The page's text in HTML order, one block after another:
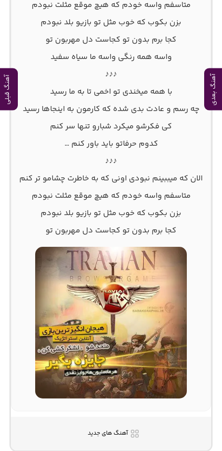
آهنگ بعدی آهنگ قبلی
متاسفم واسه خودم که هیچ موقع مثلت نبودم
بزن بکوب که خوب مثل تو بازیو بلد نبودم
کجا برم بدون تو کجاست دل مهربون تو
واسه همه رنگی واسه ما سیاه سفید
♪♪♪
با همه میخندی تو اخمی تا به ما رسید
چه رسم و عادت بدی شده که کارمون به اینجاها رسید
کی فکرشو میکرد شبارو تنها سر کنم
کدوم حرفاتو باید باور کنم …
♪♪♪
الان که میببینم نبودی اونی که به خاطرت چشامو تر کنم
متاسفم واسه خودم که هیچ موقع مثلت نبودم
بزن بکوب که خوب مثل تو بازیو بلد نبودم
کجا برم بدون تو کجاست دل مهربون تو
آهنگ های جدید